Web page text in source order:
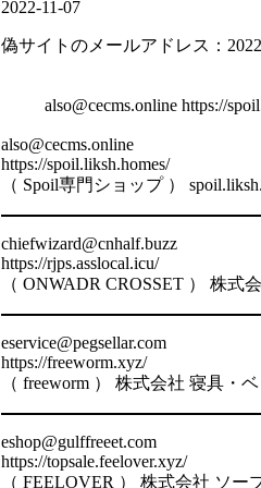
2022-11-07
偽サイトのメールアドレス：
also@cecms.online https://
also@cecms.online
https://spoil.liksh.homes/
（ Spoil専門ショップ ）
chiefwizard@cnhalf.buzz
https://rjps.asslocal.icu/
（ ONWADR CROSSET ） 株式
eservice@pegsellar.com
https://freeworm.xyz/
（ freeworm ） 株式会社 寝具・
eshop@gulffreeet.com
https://topsale.feelover.xyz/
（ FEELOVER ） 株式会社 ソ